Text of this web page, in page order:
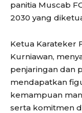
panitia Muscab
2030 yang
Ketua Karateker
Kurniawan,
penjaringan dan
mendapatkan
kemampuan
serta komitmen